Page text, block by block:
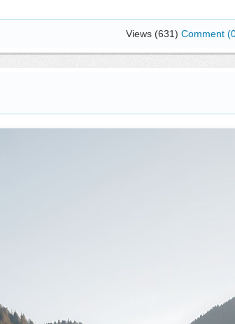
Views (631) Comment